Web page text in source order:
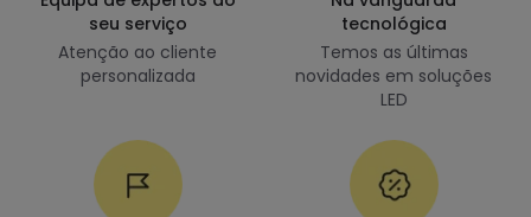
seu serviço
Atenção ao cliente
personalizada
tecnológica
Temos as últimas
novidades em soluções
LED